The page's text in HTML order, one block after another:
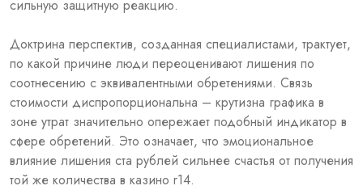
сильную защитную реакцию.
Доктрина перспектив, созданная специалистами, трактует,
по какой причине люди переоценивают лишения по
соотнесению с эквивалентными обретениями. Связь
стоимости диспропорциональна – крутизна графика в
зоне утрат значительно опережает подобный индикатор в
сфере обретений. Это означает, что эмоциональное
влияние лишения ста рублей сильнее счастья от получения
той же количества в казино r14.